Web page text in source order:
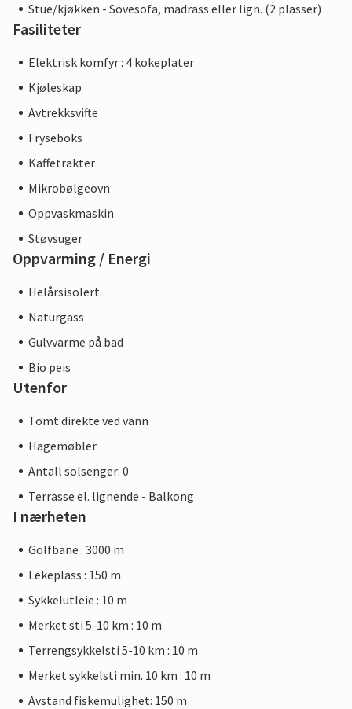
Stue/kjøkken - Sovesofa, madrass eller lign. (2 plasser)
Fasiliteter
Elektrisk komfyr : 4 kokeplater
Kjøleskap
Avtrekksvifte
Fryseboks
Kaffetrakter
Mikrobølgeovn
Oppvaskmaskin
Støvsuger
Oppvarming / Energi
Helårsisolert.
Naturgass
Gulvvarme på bad
Bio peis
Utenfor
Tomt direkte ved vann
Hagemøbler
Antall solsenger: 0
Terrasse el. lignende - Balkong
I nærheten
Golfbane : 3000 m
Lekeplass : 150 m
Sykkelutleie : 10 m
Merket sti 5-10 km : 10 m
Terrengsykkelsti 5-10 km : 10 m
Merket sykkelsti min. 10 km : 10 m
Avstand fiskemulighet: 150 m